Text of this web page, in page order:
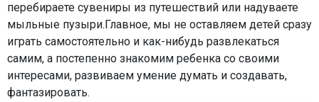
перебираете сувениры из путешествий или надуваете
мыльные пузыри.Главное, мы не оставляем детей сразу
играть самостоятельно и как-нибудь развлекаться
самим, а постепенно знакомим ребенка со своими
интересами, развиваем умение думать и создавать,
фантазировать.